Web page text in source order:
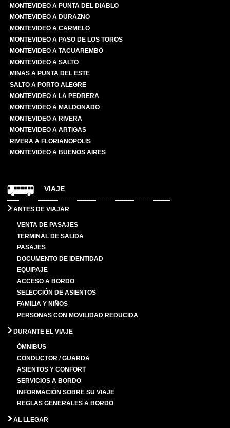
MONTEVIDEO A PUNTA DEL DIABLO
MONTEVIDEO A DURAZNO
MONTEVIDEO A CARMELO
MONTEVIDEO A PASO DE LOS TOROS
MONTEVIDEO A TACUAREMBÓ
MONTEVIDEO A SALTO
MINAS A PUNTA DEL ESTE
SALTO A PORTO ALEGRE
MONTEVIDEO A LA PEDRERA
MONTEVIDEO A MALDONADO
MONTEVIDEO A RIVERA
MONTEVIDEO A ARTIGAS
RIVERA A FLORIANOPOLIS
MONTEVIDEO A BUENOS AIRES
VIAJE
ANTES DE VIAJAR
VENTA DE PASAJES
TERMINAL DE SALIDA
PASAJES
DOCUMENTO DE IDENTIDAD
EQUIPAJE
ACCESO A BORDO
SELECCIÓN DE ASIENTOS
FAMILIA Y NIÑOS
PERSONAS CON MOVILIDAD REDUCIDA
DURANTE EL VIAJE
ÓMNIBUS
CONDUCTOR / GUARDA
ASIENTOS Y CONFORT
SERVICIOS A BORDO
INFORMACIÓN SOBRE SU VIAJE
REGLAS GENERALES A BORDO
AL LLEGAR